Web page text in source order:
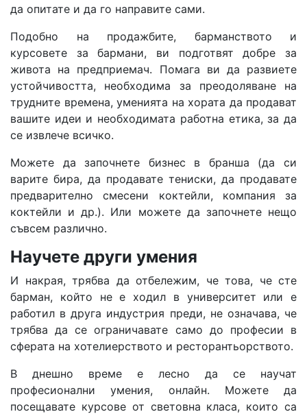
да опитате и да го направите сами.
Подобно на продажбите, барманството и
курсовете за бармани, ви подготвят добре за
живота на предприемач. Помага ви да развиете
устойчивостта, необходима за преодоляване на
трудните времена, уменията на хората да продават
вашите идеи и необходимата работна етика, за да
се извлече всичко.
Можете да започнете бизнес в бранша (да си
варите бира, да продавате тениски, да продавате
предварително смесени коктейли, компания за
коктейли и др.). Или можете да започнете нещо
съвсем различно.
Научете други умения
И накрая, трябва да отбележим, че това, че сте
барман, който не е ходил в университет или е
работил в друга индустрия преди, не означава, че
трябва да се ограничавате само до професии в
сферата на хотелиерството и ресторантьорството.
В днешно време е лесно да се научат
професионални умения, онлайн. Можете да
посещавате курсове от световна класа, които са